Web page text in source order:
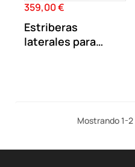
Precio
359,00 €
Estriberas
laterales para
Mostrando 1-